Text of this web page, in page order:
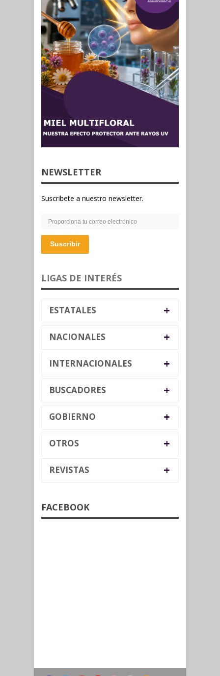
NEWSLETTER
Suscribete a nuestro newsletter.
Suscribir
LIGAS DE INTERÉS
ESTATALES +
NACIONALES +
INTERNACIONALES +
BUSCADORES +
GOBIERNO +
OTROS +
REVISTAS +
FACEBOOK